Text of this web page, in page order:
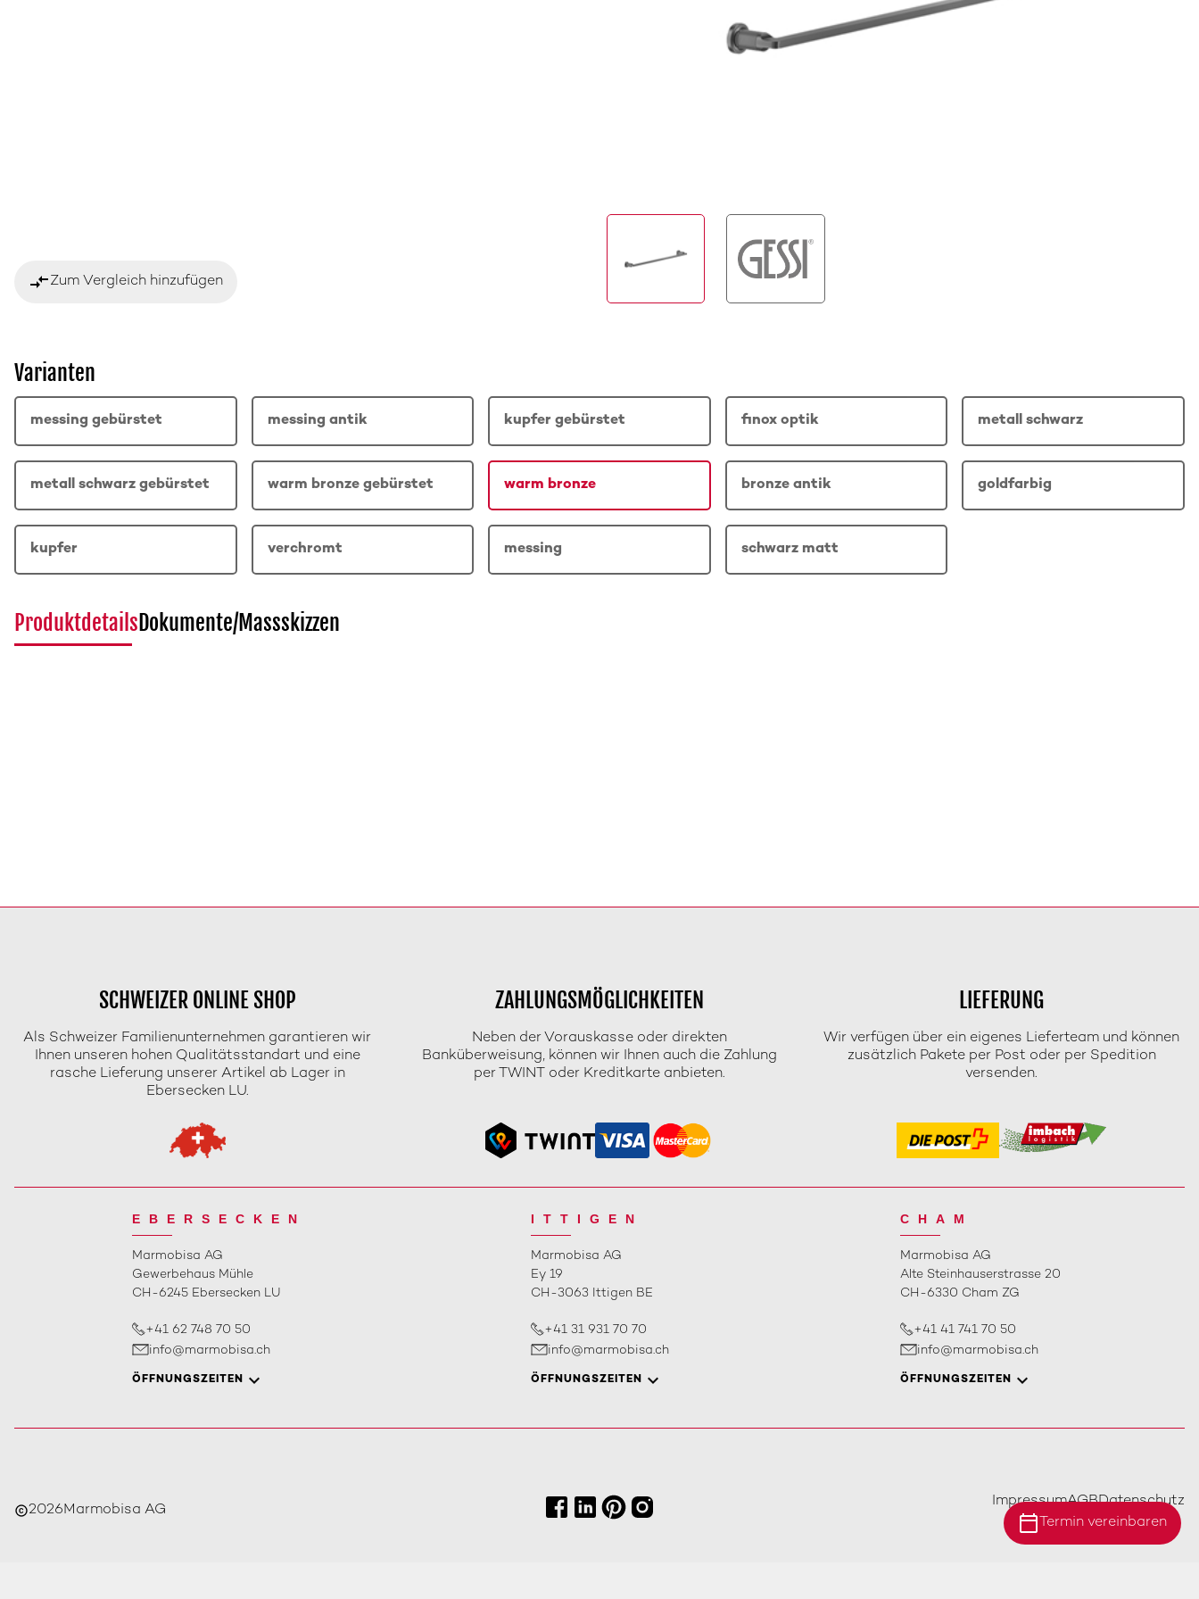
compare_arrowsZum Vergleich hinzufügen
Varianten
messing gebürstet messing antik kupfer gebürstet finox optik metall schwarz
metall schwarz gebürstet warm bronze gebürstet warm bronze bronze antik goldfarbig
kupfer verchromt messing schwarz matt
ProduktdetailsDokumente/Massskizzen
SCHWEIZER ONLINE SHOP
Als Schweizer Familienunternehmen garantieren wir
Ihnen unseren hohen Qualitätsstandart und eine
rasche Lieferung unserer Artikel ab Lager in
Ebersecken LU.
ZAHLUNGSMÖGLICHKEITEN
Neben der Vorauskasse oder direkten
Banküberweisung, können wir Ihnen auch die Zahlung
per TWINT oder Kreditkarte anbieten.
LIEFERUNG
Wir verfügen über ein eigenes Lieferteam und können
zusätzlich Pakete per Post oder per Spedition
versenden.
calendar_today Termin vereinbaren
EBERSECKEN
Marmobisa AG
Gewerbehaus Mühle
CH-6245 Ebersecken LU
+41 62 748 70 50
info@marmobisa.ch
ÖFFNUNGSZEITEN
ITTIGEN
Marmobisa AG
Ey 19
CH-3063 Ittigen BE
+41 31 931 70 70
info@marmobisa.ch
ÖFFNUNGSZEITEN
CHAM
Marmobisa AG
Alte Steinhauserstrasse 20
CH-6330 Cham ZG
+41 41 741 70 50
info@marmobisa.ch
ÖFFNUNGSZEITEN
copyright2026Marmobisa AG
ImpressumAGBDatenschutz